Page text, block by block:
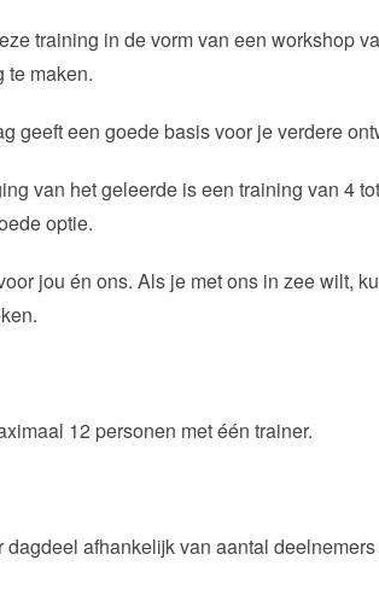
training in de vorm van een workshop
te maken.
geeft een goede basis voor je verdere
van het geleerde is een training van 4
optie.
jou én ons. Als je met ons in zee wilt,
12 personen met één trainer.
dagdeel afhankelijk van aantal